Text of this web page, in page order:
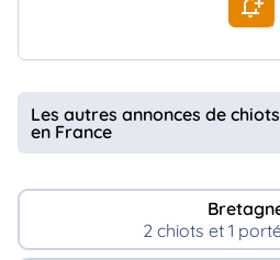
Les autres annonces de
en France
2 chiots et 1